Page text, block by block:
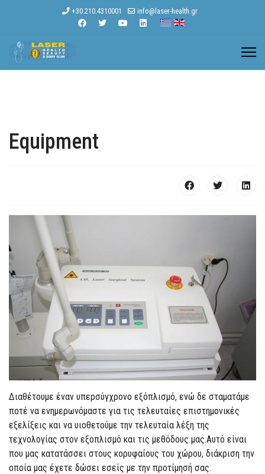
+30.210.4310001 info@laser-health.gr
Equipment
Διαθέτουμε έναν υπερσύγχρονο εξόπλισμό, ενώ δε σταματάμε
ποτέ να ενημερωνόμαστε για τις τελευταίες επιστημονικές
εξελίξεις και να υιοθετούμε την τελευταία λέξη της
τεχνολογίας στον εξοπλισμό και τις μεθόδους μας.Αυτό είναι
που μας κατατάσσει στους κορυφαίους του χώρου, διάκριση την
οποία μας έχετε δώσει εσείς με την προτίμησή σας.